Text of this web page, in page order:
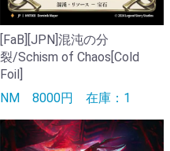
[FaB][JPN]混沌の分
裂/Schism of Chaos[Cold
Foil]
NM 8000円 在庫：1